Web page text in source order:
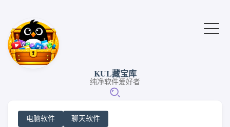
KUL藏宝库
纯净软件爱好者
电脑软件 聊天软件